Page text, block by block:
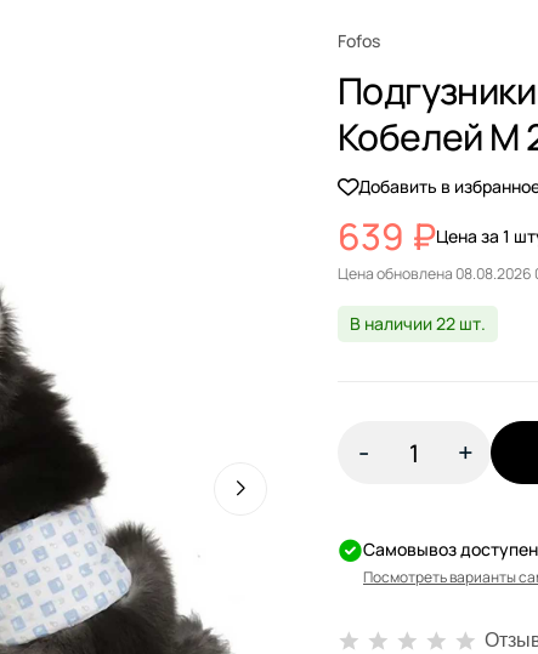
Fofos
Кобелей M
Добавить в
639 ₽Цена за 1
Цена обновлена
В наличии 22 шт.
- +
Самовывоз
Посмотреть варианты